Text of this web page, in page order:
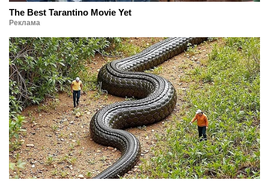
The Best Tarantino Movie Yet
Реклама